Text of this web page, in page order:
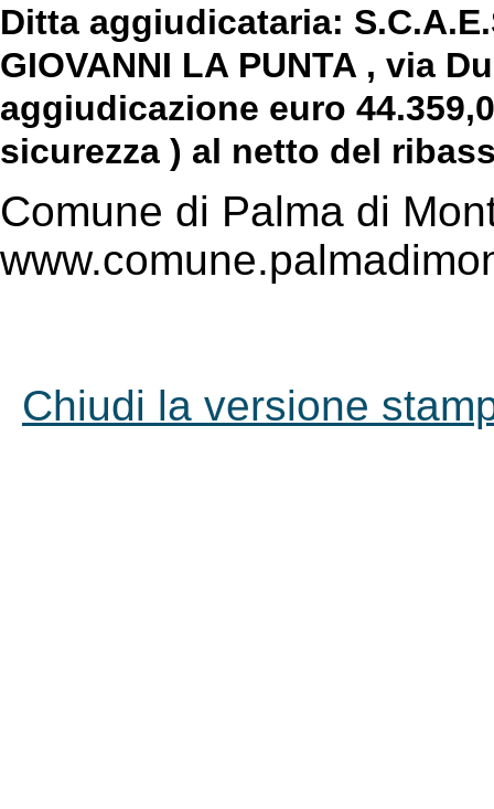
Ditta aggiudicataria:
GIOVANNI LA PUNTA , via
aggiudicazione euro
sicurezza ) al netto del
Comune di Palma di
Chiudi la versione